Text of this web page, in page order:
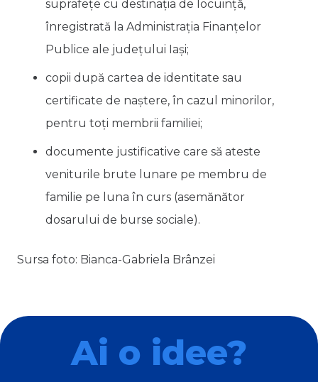
suprafeţe cu destinaţia de locuinţă,
înregistrată la Administraţia Finanţelor
Publice ale județului Iaşi;
copii după cartea de identitate sau
certificate de naștere, în cazul minorilor,
pentru toți membrii familiei;
documente justificative care să ateste
veniturile brute lunare pe membru de
familie pe luna în curs (asemănător
dosarului de burse sociale).
Sursa foto: Bianca-Gabriela Brânzei
Ai o idee?